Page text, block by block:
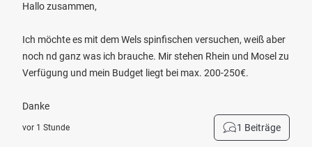
Hallo zusammen,
Ich möchte es mit dem Wels spinfischen versuchen, weiß aber
noch nd ganz was ich brauche. Mir stehen Rhein und Mosel zu
Verfügung und mein Budget liegt bei max. 200-250€.
Danke
vor 1 Stunde 1 Beiträge